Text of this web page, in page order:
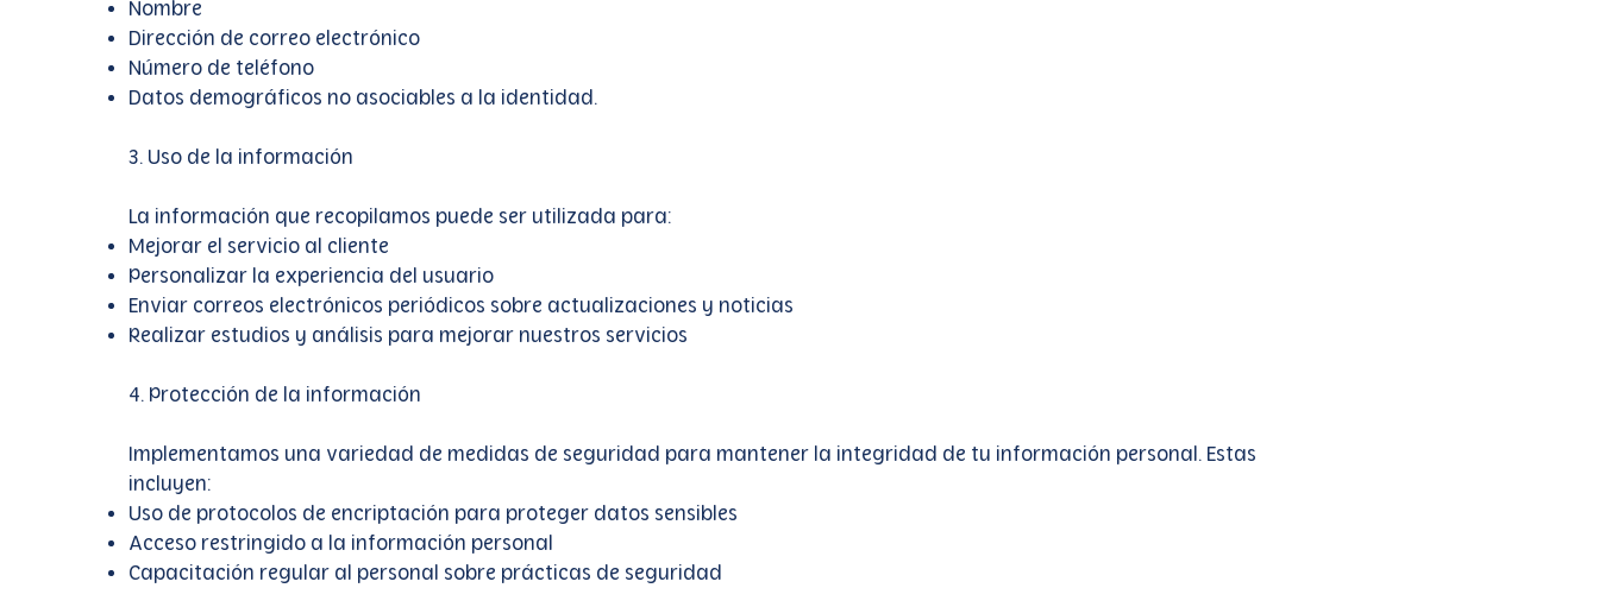
Nombre
Dirección de correo electrónico
Número de teléfono
Datos demográficos no asociables a la identidad.
3. Uso de la información
La información que recopilamos puede ser utilizada para:
Mejorar el servicio al cliente
Personalizar la experiencia del usuario
Enviar correos electrónicos periódicos sobre actualizaciones y noticias
Realizar estudios y análisis para mejorar nuestros servicios
4. Protección de la información
Implementamos una variedad de medidas de seguridad para mantener la integridad de tu información personal. Estas
incluyen:
Uso de protocolos de encriptación para proteger datos sensibles
Acceso restringido a la información personal
Capacitación regular al personal sobre prácticas de seguridad